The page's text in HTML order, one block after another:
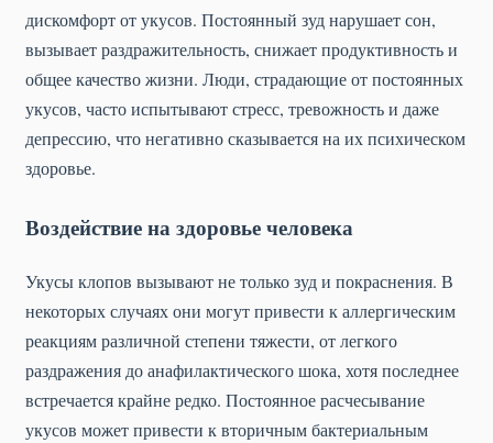
дискомфорт от укусов. Постоянный зуд нарушает сон,
вызывает раздражительность, снижает продуктивность и
общее качество жизни. Люди, страдающие от постоянных
укусов, часто испытывают стресс, тревожность и даже
депрессию, что негативно сказывается на их психическом
здоровье.
Воздействие на здоровье человека
Укусы клопов вызывают не только зуд и покраснения. В
некоторых случаях они могут привести к аллергическим
реакциям различной степени тяжести, от легкого
раздражения до анафилактического шока, хотя последнее
встречается крайне редко. Постоянное расчесывание
укусов может привести к вторичным бактериальным